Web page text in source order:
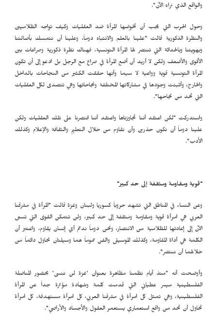
والواقع الذي نراه الآن".
وحول الحرب التي يجب أن تخوضها المرأة ضد العقليات وكيف تواجه الظلاميين
والنظرة الذكورية قالت "علينا بالعلم والانتباه دوماً، وعلينا أن نتمسك بأصالتنا
وبهويتنا وبالحداثة التي تنتصر لها المرأة التونسية، فهناك نظرة ذكورية وصراعات بين
الأقوى والأضعف ولكن لا أريد أن أضع المرأة في صراع مع الرجل بل ادعو إلى أن تكون
المرأة التونسية قوية وواعية لا سيما وأنها حققت الكثير من النجاحات بالداخل
والخارج، وأثبتت وجودها في مشاركاتها المختلفة ونجاحاتها وهي تتصدى لكل العقليات
التي تحد من نجاحها".
واستدركت "لكن اعتقد أننا تجاوزناها واعتقد أننا انتصرنا على تلك العقليات ولكن
علينا دوماً أن نكون حذرين وأن نقاوم من خلال التعليم والثقافة والإعلام وكذلك
الأدب".
"قوية ومقاومة ومثقفة إلى حد كبير"
وعن النساء في المناطق التي تشهد حروباً كسوريا ولبنان وغزة قالت "المرأة في مشرقنا
العربي هي امرأة قوية ومقاومة ومثقفة إلى حد كبير، ولن تتمكن القوى التي تسعى
الآن إلى إعادتها للظلامية من الانتصار، ونحن دوماً ندعم أي إنسان يقاوم، واعتبر أن
الكلمة هي أداة المقاومة، وكذلك الموسيقى والفن عموماً هما وسيلتان نحاول دائماً من
خلالهما أن ننتصر".
وأوضحت أنه "منذ أيام نظمنا مظاهرة بعنوان 'غزة لن ننسى' بحضور المناضلة
الفلسطينية ميسر عطياني التي قدمت كلمة وشهادة مؤثرة جداً عن المرأة
الفلسطينية، وهي تمثل كل امرأة في مشرقنا العربي، كل امرأة مستهدفة، كل امرأة
تحاول أن تحد من واقع استعماري يستعمر العقول والأجساد والأراضي".